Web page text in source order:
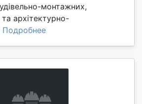
монтажних,
архітектурно-
Подробнее